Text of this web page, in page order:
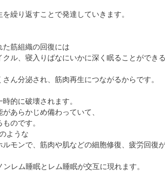
繰り返すことで発達していきます。
筋組織の回復には
ル、寝入りばなにいかに深く眠ることができ
ん分泌され、筋肉再生につながるからです。
的に破壊されます。
あらかじめ備わっていて、
のです。
ような
モンで、筋肉や肌などの細胞修復、疲労回復が
レム睡眠とレム睡眠が交互に現れます。